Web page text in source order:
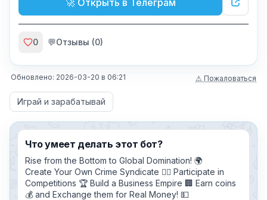
🚀 Открыть в Телеграм
0 💬Отзывы (0)
Обновлено: 2026-03-20 в 06:21 ⚠ Пожаловаться
Играй и зарабатывай
Что умеет делать этот бот?
Rise from the Bottom to Global Domination! 🌍
Create Your Own Crime Syndicate 🕵️‍♂️ Participate in
Competitions 🏆 Build a Business Empire 🏢 Earn coins
💰 and Exchange them for Real Money! 💵